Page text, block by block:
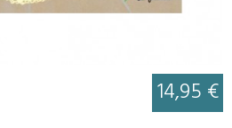
14,95 €